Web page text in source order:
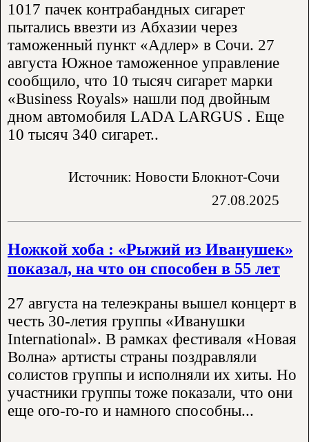
1017 пачек контрабандных сигарет
пытались ввезти из Абхазии через
таможенный пункт «Адлер» в Сочи. 27
августа Южное таможенное управление
сообщило, что 10 тысяч сигарет марки
«Business Royals» нашли под двойным
дном автомобиля LADA LARGUS . Еще
10 тысяч 340 сигарет..
Источник: Новости Блокнот-Сочи
27.08.2025
Ножкой хоба : «Рыжий из Иванушек»
показал, на что он способен в 55 лет
27 августа на телеэкраны вышел концерт в
честь 30-летия группы «Иванушки
International». В рамках фестиваля «Новая
Волна» артисты страны поздравляли
солистов группы и исполняли их хиты. Но
участники группы тоже показали, что они
еще ого-го-го и намного способны...